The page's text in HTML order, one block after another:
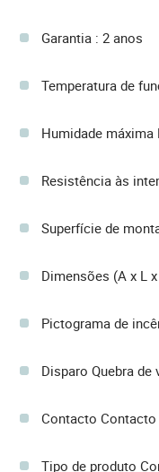
Garantia : 2 anos
Temperatura de
Humidade máxima
Resistência às
Superfície de
Dimensões (A x L
Pictograma de
Disparo Quebra de
Contacto
Tipo de produto